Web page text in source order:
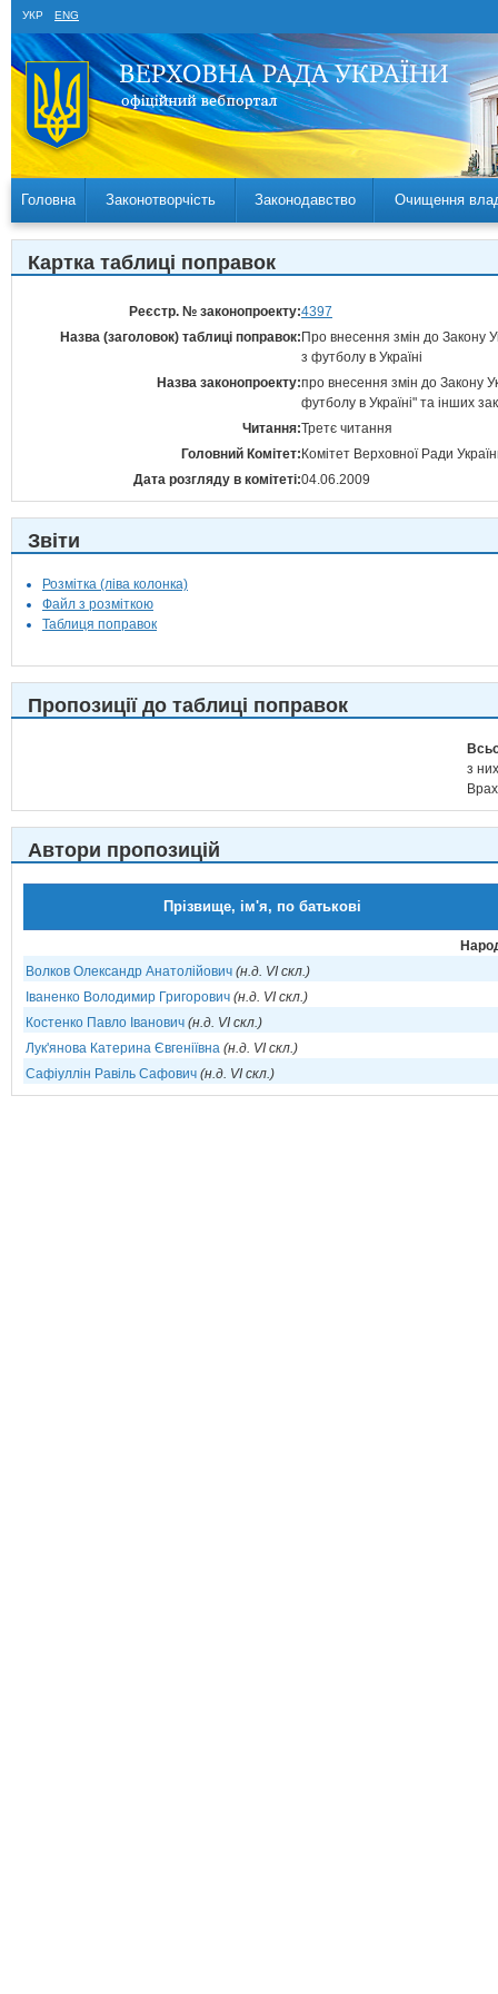
УКР ENG
Головна Законотворчість Законодавство Очищення
Картка таблиці поправок
Реєстр. № законопроекту:4397
Назва (заголовок) таблиці поправок: Про внесення змін до Закону
з футболу в Україні
Назва законопроекту:про внесення змін до Закону
футболу в Україні" та інших
Читання:Третє читання
Головний Комітет: Комітет Верховної Ради
Дата розгляду в комітеті:04.06.2009
Звіти
Розмітка (ліва колонка)
Файл з розміткою
Таблиця поправок
Пропозиції до таблиці поправок
з
Автори пропозицій
Прізвище, ім'я, по батькові
Волков Олександр Анатолійович (н.д. VI скл.)
Іваненко Володимир Григорович (н.д. VI скл.)
Костенко Павло Іванович (н.д. VI скл.)
Лук'янова Катерина Євгеніївна (н.д. VI скл.)
Сафіуллін Равіль Сафович (н.д. VI скл.)